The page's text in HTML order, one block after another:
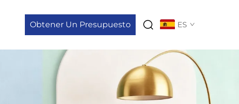
Obtener Un Presupuesto ES